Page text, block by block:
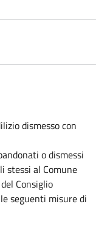
o dismessi
stessi al Comune
Consiglio
seguenti misure di